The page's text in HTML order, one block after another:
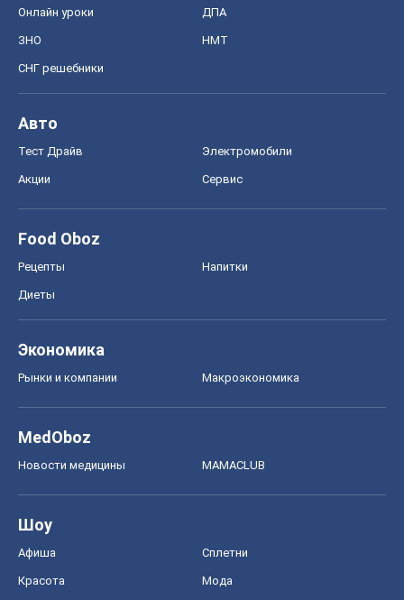
Онлайн уроки ДПА
ЗНО НМТ
СНГ решебники
Авто
Тест Драйв Электромобили
Акции Сервис
Food Oboz
Рецепты Напитки
Диеты
Экономика
Рынки и компании Mакроэкономика
MedOboz
Новости медицины MAMACLUB
Шоу
Афиша Сплетни
Красота Мода